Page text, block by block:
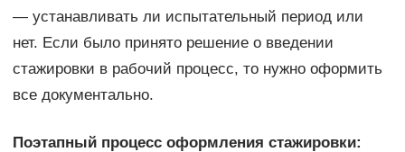
— устанавливать ли испытательный период или
нет. Если было принято решение о введении
стажировки в рабочий процесс, то нужно оформить
все документально.
Поэтапный процесс оформления стажировки: